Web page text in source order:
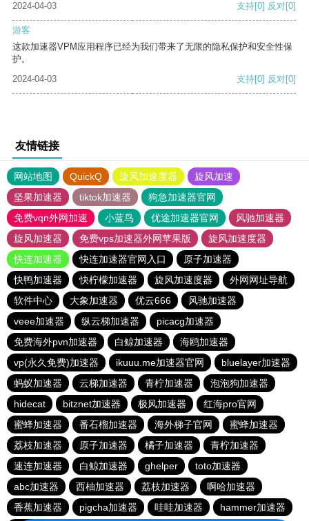
2024-04-03 支持[0] 反对[0]
游客
这款加速器VPM应用程序已经为我们带来了无限的隐私保护和安全性保
护。
2024-04-03
支持[0] 反对[0]
友情链接
网站地图 QuickQ 旋风加速度器
旋风加速
坚果加速器
tiktok加速器
狗急加速器官网
免费vqn外网加速
小蓝鸟 优途加速器官网
风驰加速器
旋风加速器
免费vps加速器外网苹果版
旋风加速度器
快连加速器
快连加速器官网入口
原子加速器
快鸭加速器
快柠檬加速器 旋风加速度器
外网网址导航
软件中心
大象加速器 优云666
风驰加速器
veee加速器
纵云梯加速器
picacg加速器
免费海外pvn加速器
白鲸加速器
海鸥加速器
vp(永久免费)加速器
ikuuu.me加速器官网
bluelayer加速器
蚂蚁加速器
云梯加速器 青柠加速器
泡泡狗加速器
hidecat
bitznet加速器 极风加速器
红海pro官网
蜜蜂加速器
番石榴加速器 海外梯子官网
蜜蜂加速器
荔枝加速器
原子加速器 橘子加速器
青柠加速器
速连加速器
白鲸加速器 ghelper
toto加速器
abc加速器
西柚加速器 荔枝加速器
啊哈加速器
香蕉加速器
pigcha加速器 哇哇加速器 hammer加速器